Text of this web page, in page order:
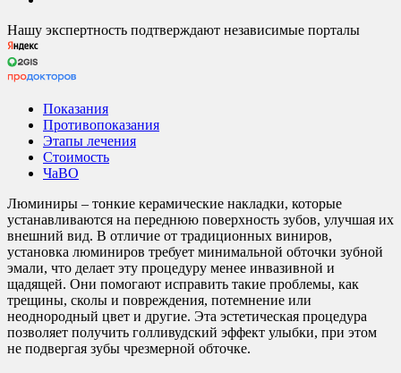
Нашу экспертность подтверждают независимые порталы
Показания
Противопоказания
Этапы лечения
Стоимость
ЧаВО
Люминиры – тонкие керамические накладки, которые
устанавливаются на переднюю поверхность зубов, улучшая их
внешний вид. В отличие от традиционных виниров,
установка люминиров требует минимальной обточки зубной
эмали, что делает эту процедуру менее инвазивной и
щадящей. Они помогают исправить такие проблемы, как
трещины, сколы и повреждения, потемнение или
неоднородный цвет и другие. Эта эстетическая процедура
позволяет получить голливудский эффект улыбки, при этом
не подвергая зубы чрезмерной обточке.